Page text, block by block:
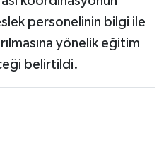
personelinin bilgi ile
yönelik eğitim
belirtildi.